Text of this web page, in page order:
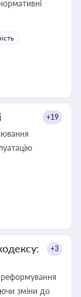
+19
+3
зміни до